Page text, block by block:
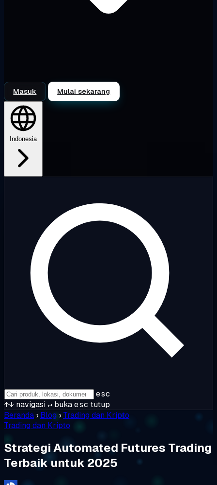
Masuk Mulai sekarang
Indonesia
esc
↑↓ navigasi↵ bukaesc tutup
Beranda › Blog › Trading dan Kripto
Trading dan Kripto
Strategi Automated Futures Trading
Terbaik untuk 2025